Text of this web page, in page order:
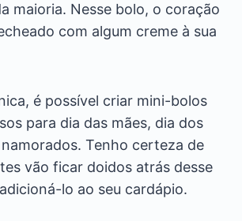
maioria. Nesse bolo, o coração
com algum creme à sua
é possível criar mini-bolos
para dia das mães, dia dos
Tenho certeza de
vão ficar doidos atrás desse
lo ao seu cardápio.